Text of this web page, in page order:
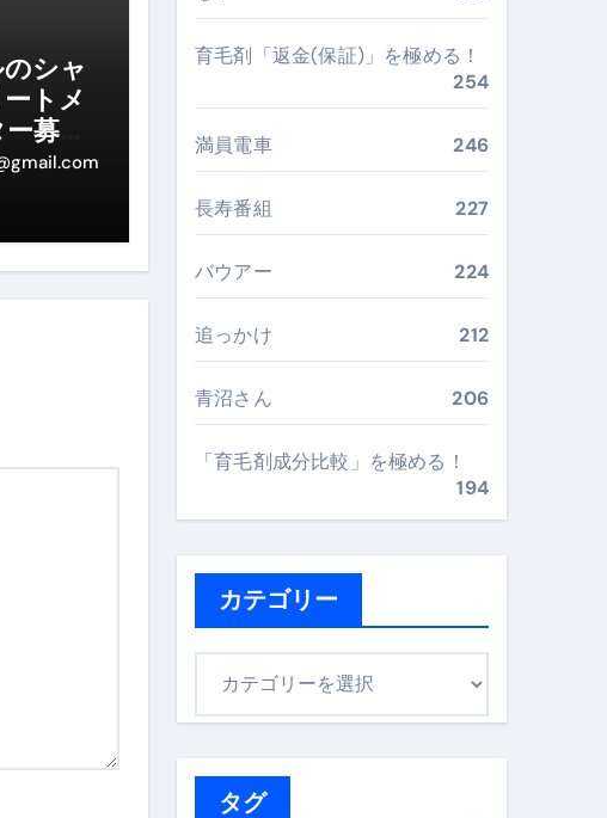
ート
材別おすすめ・選び方・洗い方・Q&Aまで
熱…あなたの寝室に最適解を出す快眠ガイド
室内で“足腰と体幹”を育てる選び方＆続け方ガイド
を再定義する新しいサプリ体験
える完全ガイドブック
いチェックリスト（高齢者にも）
爪／飛び散り対策の選び方
年末年始に“満足度MAX”で食べるコツ
シャ
トメ
募集
育毛剤「返金(保証)」を極める！
254
満員電車 246
長寿番組 227
バウアー 224
追っかけ 212
青沼さん 206
「育毛剤成分比較」を極める！
194
カテゴリー
タグ